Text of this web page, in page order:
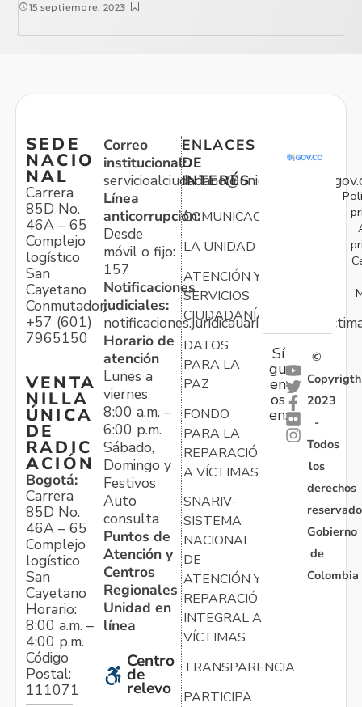
15 septiembre, 2023
SEDE
NACIO
NAL
Carrera
85D No.
46A – 65
Complejo
logístico
San
Cayetano
Conmutador:
+57 (601)
7965150
VENTA
NILLA
ÚNICA
DE
RADIC
ACIÓN
Bogotá:
Carrera
85D No.
46A – 65
Complejo
logístico
San
Cayetano
Horario:
8:00 a.m. –
4:00 p.m.
Código
Postal:
111071
Correo
institucional:
Línea
anticorrupción:
Desde
móvil o fijo:
157
Notificaciones
judiciales:
Horario de
atención
Lunes a
viernes
8:00 a.m. –
6:00 p.m.
Sábado,
Domingo y
Festivos
Auto
consulta
Puntos de
Atención y
Centros
Regionales
Unidad en
línea
Centro
de
relevo
ENLACES
DE
INTERÉS
COMUNICACIONES
LA UNIDAD
ATENCIÓN Y
SERVICIOS
CIUDADANÍA
DATOS
PARA LA
PAZ
FONDO
PARA LA
REPARACIÓN
A VÍCTIMAS
SNARIV-
SISTEMA
NACIONAL
DE
ATENCIÓN Y
REPARACIÓN
INTEGRAL A
VÍCTIMAS
TRANSPARENCIA
PARTICIPA
Sí
gu
en
os
en:
©
Copyrigth
2023
-
Todos
los
derechos
Gobierno
de
Colombia